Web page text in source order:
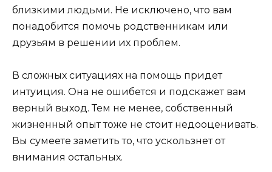
близкими людьми. Не исключено, что вам
понадобится помочь родственникам или
друзьям в решении их проблем.
В сложных ситуациях на помощь придет
интуиция. Она не ошибется и подскажет вам
верный выход. Тем не менее, собственный
жизненный опыт тоже не стоит недооценивать.
Вы сумеете заметить то, что ускользнет от
внимания остальных.